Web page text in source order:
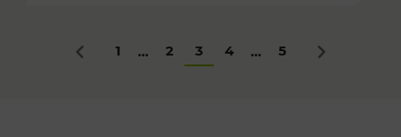
Zurück
1 ... 2 3 4 ... 5 Nächstes